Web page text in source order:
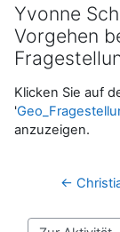
Yvonne
Vorgehen
Klicken Sie auf
'
anzuzeigen.
←